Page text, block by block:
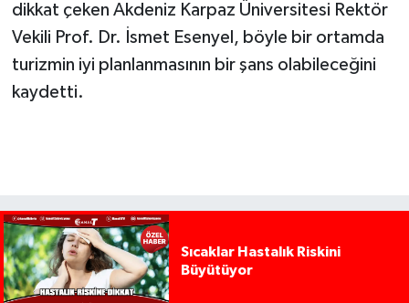
dikkat çeken Akdeniz Karpaz Üniversitesi Rektör
Vekili Prof. Dr. İsmet Esenyel, böyle bir ortamda
turizmin iyi planlanmasının bir şans olabileceğini
kaydetti.
Sıcaklar Hastalık Riskini
Büyütüyor